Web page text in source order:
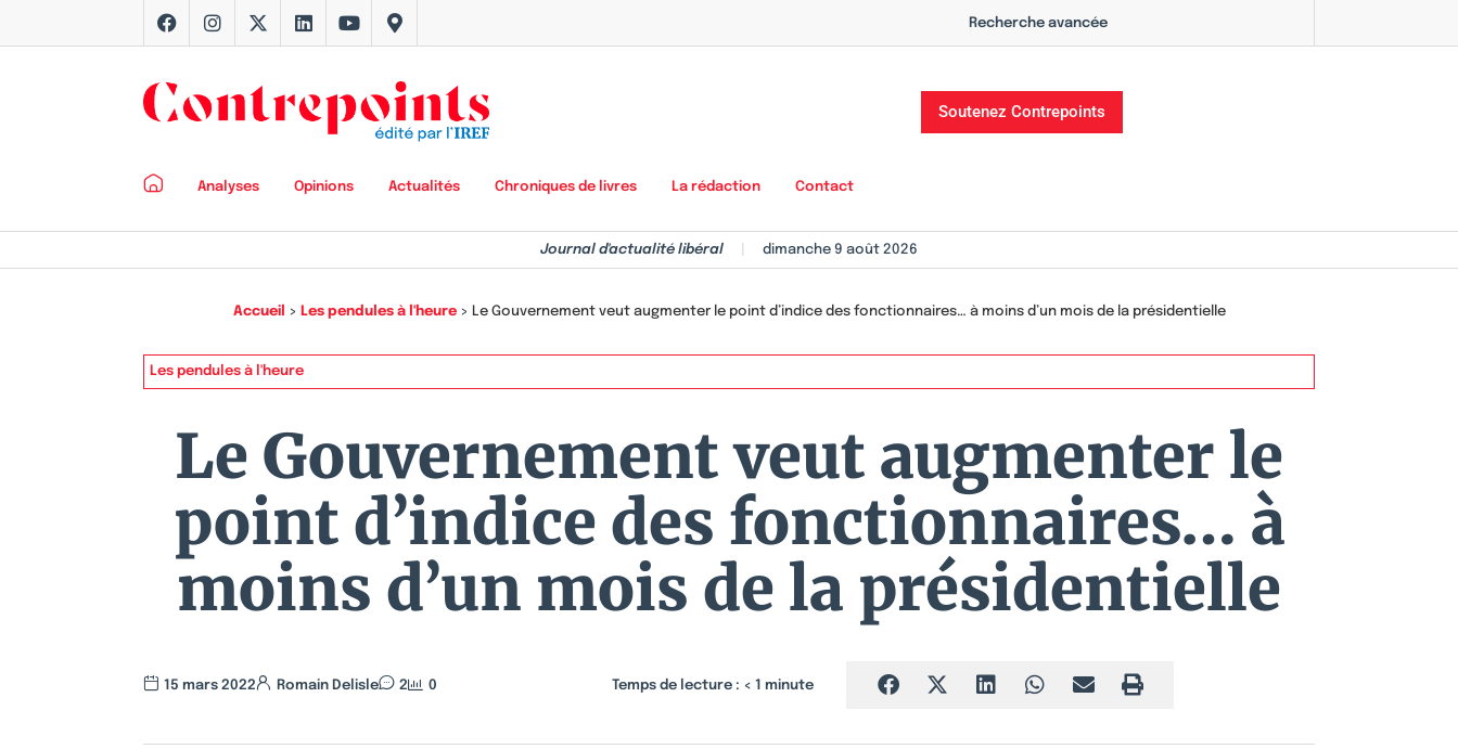
Recherche avancée
Soutenez Contrepoints
Analyses Opinions Actualités Chroniques de livres La rédaction Contact
Journal d'actualité libéral dimanche 9 août 2026
Accueil > Les pendules à l'heure> Le Gouvernement veut augmenter le point d’indice des fonctionnaires… à moins d’un mois de la présidentielle
Les pendules à l'heure
Le Gouvernement veut augmenter le
point d’indice des fonctionnaires… à
moins d’un mois de la présidentielle
15 mars 2022 Romain Delisle 2 0 Temps de lecture : < 1 minute